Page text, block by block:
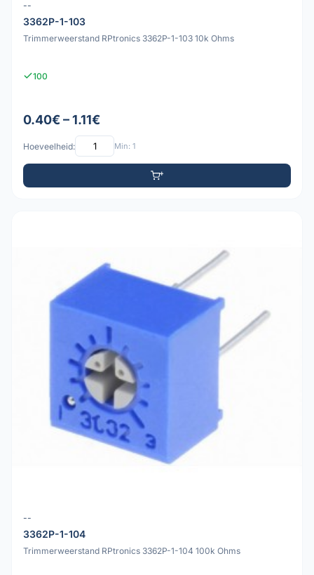
--
3362P-1-103
Trimmerweerstand RPtronics 3362P-1-103 10k Ohms
100
0.40€ – 1.11€
Hoeveelheid: Min: 1
--
3362P-1-104
Trimmerweerstand RPtronics 3362P-1-104 100k Ohms